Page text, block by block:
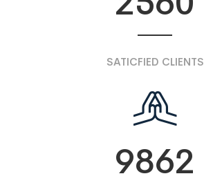
SATICFIED CLIENTS
9862